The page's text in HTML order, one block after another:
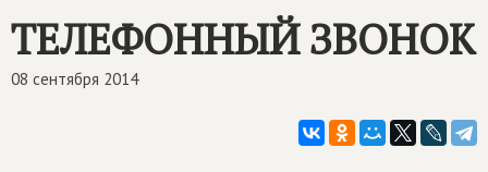
Контакты
ТЕЛЕФОННЫЙ ЗВОНОК
08 сентября 2014